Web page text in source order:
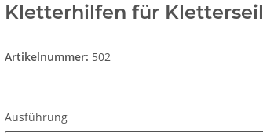
Kletterhilfen für Kletterseil
Artikelnummer: 502
Ausführung